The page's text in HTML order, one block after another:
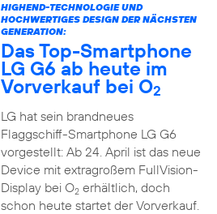
HIGHEND-TECHNOLOGIE UND
HOCHWERTIGES DESIGN DER NÄCHSTEN
GENERATION:
Das Top-Smartphone
LG G6 ab heute im
Vorverkauf bei O2
LG hat sein brandneues
Flaggschiff-Smartphone LG G6
vorgestellt: Ab 24. April ist das neue
Device mit extragroßem FullVision-
Display bei O2erhältlich, doch
schon heute startet der Vorverkauf.